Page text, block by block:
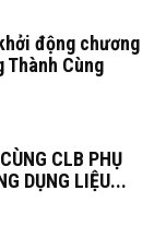
động chương
Thành Cùng
CLB PHỤ
DỤNG LIỆU...